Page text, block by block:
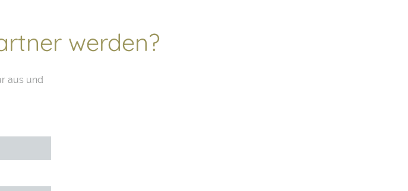
werden?
aus und